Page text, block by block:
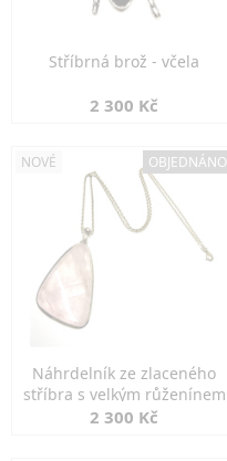
Stříbrná brož - včela
2 300 Kč
NOVÉ OBJEDNÁNO
Náhrdelník ze zlaceného
stříbra s velkým růženínem
2 300 Kč